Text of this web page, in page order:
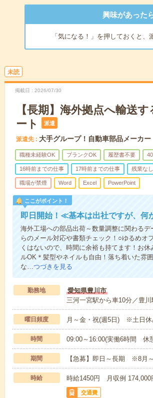
興味があった
「気になる！」を押しておくと、
未読
掲載日 2026/07/30
【長期】海外拠点へ輸送
ート
派遣
派遣先 大手グループ！自動車部品メーカー
職種未経験OK ブランクOK 履歴書不要
16時前までの仕事 17時前までの仕事 残業なし
職場が禁煙 Word Excel PowerPoint
ここがポイント！
即日開始！≪基本は出社ですが、
海外工場への部品出荷～数量調整に関わる
らのメール対応や書類チェック！○ゆるめオ
くはないので、時間に余裕も持てます！お
ルOK＊髪型やネイルも自由！落ち着いた雰
な… つづきを見る
勤務地
愛知県豊川市
三河一宮駅から車10分／豊
曜日頻度 月～金・祝(週5日) ※土日休
時間 09:00～16:00(実働6時間 休
期間 【急募】即日～長期 ※8月
時給 時給1450円 月収例 174,000
交通費